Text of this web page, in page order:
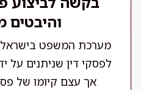
והיבטים
מערכת המשפט
לפסקי דין שניתנים על
אך עצם קיומו של